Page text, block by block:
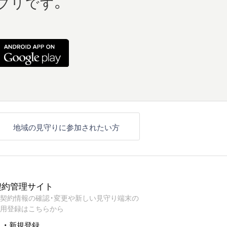
地域の見守りに参加されたい方
管理サイト
約情報の確認・変更や新しい見守り端末の
登録はこちらから
・ 新規登録